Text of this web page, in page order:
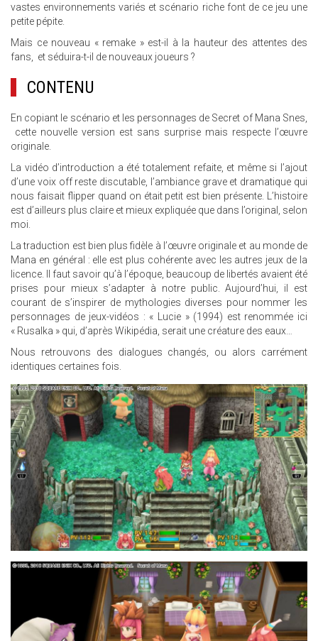
vastes environnements variés et scénario riche font de ce jeu une
petite pépite.
Mais ce nouveau « remake » est-il à la hauteur des attentes des
fans, et séduira-t-il de nouveaux joueurs ?
CONTENU
En copiant le scénario et les personnages de Secret of Mana Snes,
cette nouvelle version est sans surprise mais respecte l’œuvre
originale.
La vidéo d’introduction a été totalement refaite, et même si l’ajout
d’une voix off reste discutable, l’ambiance grave et dramatique qui
nous faisait flipper quand on était petit est bien présente. L’histoire
est d’ailleurs plus claire et mieux expliquée que dans l’original, selon
moi.
La traduction est bien plus fidèle à l’œuvre originale et au monde de
Mana en général : elle est plus cohérente avec les autres jeux de la
licence. Il faut savoir qu’à l’époque, beaucoup de libertés avaient été
prises pour mieux s’adapter à notre public. Aujourd’hui, il est
courant de s’inspirer de mythologies diverses pour nommer les
personnages de jeux-vidéos : « Lucie » (1994) est renommée ici
« Rusalka » qui, d’après Wikipédia, serait une créature des eaux…
Nous retrouvons des dialogues changés, ou alors carrément
identiques certaines fois.
26.JPG
25.JPG